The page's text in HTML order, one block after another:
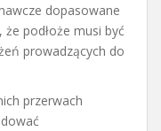
dopasowane
podłoże musi być
prowadzących do
przerwach